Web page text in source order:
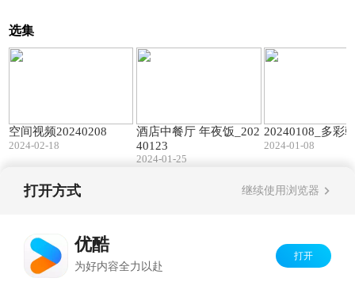
选集
空间视频20240208
2024-02-18
酒店中餐厅 年夜饭_202
40123
2024-01-25
20240108_多彩
2024-01-08
打开方式 继续使用浏览器
优酷
为好内容全力以赴
打开